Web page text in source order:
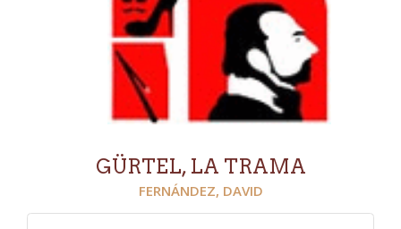
GÜRTEL, LA TRAMA
FERNÁNDEZ, DAVID